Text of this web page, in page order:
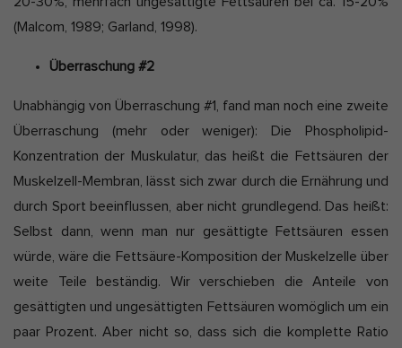
(Malcom, 1989; Garland, 1998).
Überraschung #2
Unabhängig von Überraschung #1, fand man noch eine zweite
Überraschung (mehr oder weniger): Die Phospholipid-
Konzentration der Muskulatur, das heißt die Fettsäuren der
Muskelzell-Membran, lässt sich zwar durch die Ernährung und
durch Sport beeinflussen, aber nicht grundlegend. Das heißt:
Selbst dann, wenn man nur gesättigte Fettsäuren essen
würde, wäre die Fettsäure-Komposition der Muskelzelle über
weite Teile beständig. Wir verschieben die Anteile von
gesättigten und ungesättigten Fettsäuren womöglich um ein
paar Prozent. Aber nicht so, dass sich die komplette Ratio